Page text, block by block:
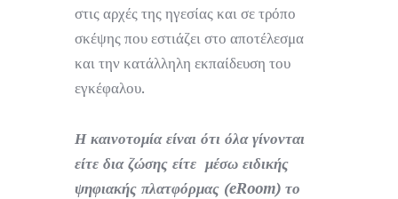
στις αρχές της ηγεσίας και σε τρόπο
σκέψης που εστιάζει στο αποτέλεσμα
και την κατάλληλη εκπαίδευση του
εγκέφαλου.
Η καινοτομία είναι ότι όλα γίνονται
είτε δια ζώσης είτε μέσω ειδικής
ψηφιακής πλατφόρμας (eRoom) το